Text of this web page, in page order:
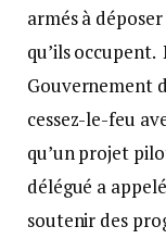
armés à
qu’ils
Gouvernement
cessez-le-feu
qu’un projet
délégué a
soutenir des